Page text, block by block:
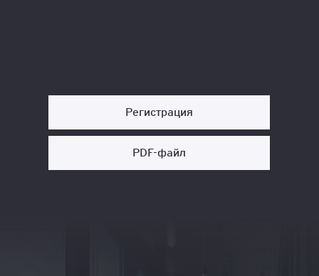
Регистрация
PDF-файл